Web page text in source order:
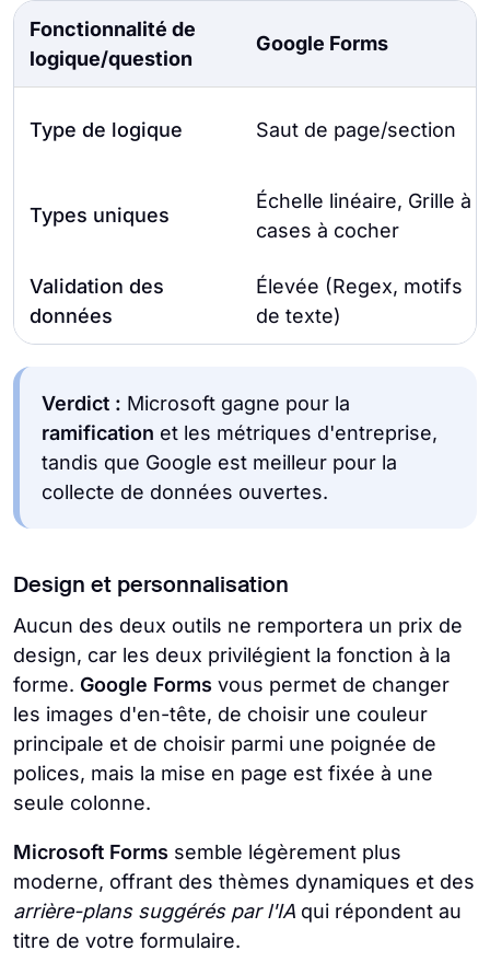
Fonctionnalité de
logique/question
Google Forms
Type de logique Saut de page/section
Types uniques
Échelle linéaire, Grille à
cases à cocher
Validation des
données
Élevée (Regex, motifs
de texte)
Verdict : Microsoft gagne pour la
ramification et les métriques d'entreprise,
tandis que Google est meilleur pour la
collecte de données ouvertes.
Design et personnalisation
Aucun des deux outils ne remportera un prix de
design, car les deux privilégient la fonction à la
forme. Google Forms vous permet de changer
les images d'en-tête, de choisir une couleur
principale et de choisir parmi une poignée de
polices, mais la mise en page est fixée à une
seule colonne.
Microsoft Forms semble légèrement plus
moderne, offrant des thèmes dynamiques et des
arrière-plans suggérés par l'IA qui répondent au
titre de votre formulaire.